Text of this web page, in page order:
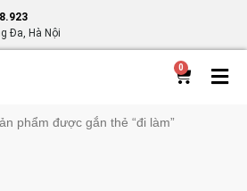
Đa, Hà Nội
0
phẩm được gắn thẻ “đi làm”